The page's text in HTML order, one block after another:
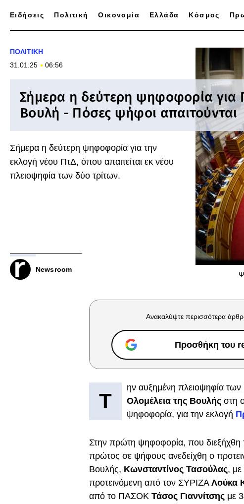
Ειδήσεις Πολιτική Οικονομία Ελλάδα Κόσμος
ΠΟΛΙΤΙΚΗ
31.01.25
06:56
Σήμερα η δεύτερη ψηφοφορία για
Βουλή - Πόσες ψήφοι απαιτούνται
Σήμερα η δεύτερη ψηφοφορία για την
εκλογή νέου ΠτΔ, όπου απαιτείται εκ νέου
πλειοψηφία των δύο τρίτων.
Newsroom
Ανακαλύψτε περισσότερα
Προσθήκη του
Τ
ην αυξημένη πλειοψηφία
Ολομέλεια της Βουλήςστη
ψηφοφορία, για την εκλογή
Στην πρώτη ψηφοφορία, που διεξήχθη
πρώτος σε ψήφους ανεδείχθη ο
Βουλής, Κωνσταντίνος Τασούλας,
προτεινόμενη από τον ΣΥΡΙΖΑ Λούκα
από το ΠΑΣΟΚ Τάσος Γιαννίτσηςμε